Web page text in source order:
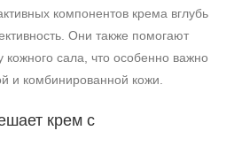
компонентов крема вглубь
Они также помогают
кожного сала, что особенно важно
и комбинированной кожи.
крем с